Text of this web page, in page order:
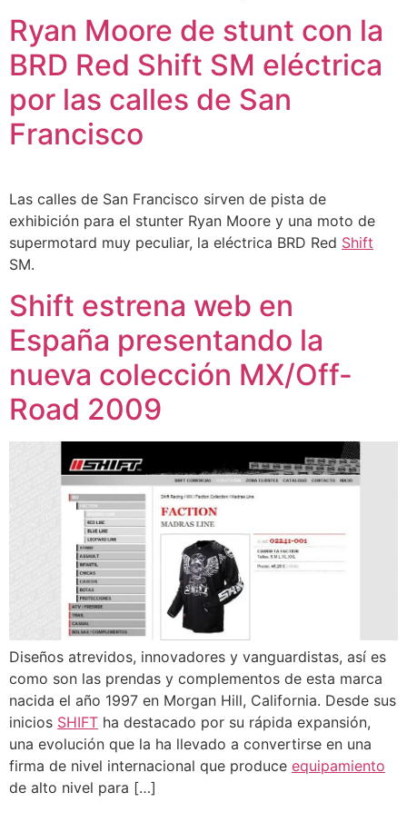
Ryan Moore de stunt con la
BRD Red Shift SM eléctrica
por las calles de San
Francisco
Las calles de San Francisco sirven de pista de
exhibición para el stunter Ryan Moore y una moto de
supermotard muy peculiar, la eléctrica BRD Red Shift
SM.
Shift estrena web en
España presentando la
nueva colección MX/Off-
Road 2009
Diseños atrevidos, innovadores y vanguardistas, así es
como son las prendas y complementos de esta marca
nacida el año 1997 en Morgan Hill, California. Desde sus
inicios SHIFT ha destacado por su rápida expansión,
una evolución que la ha llevado a convertirse en una
firma de nivel internacional que produce equipamiento
de alto nivel para […]